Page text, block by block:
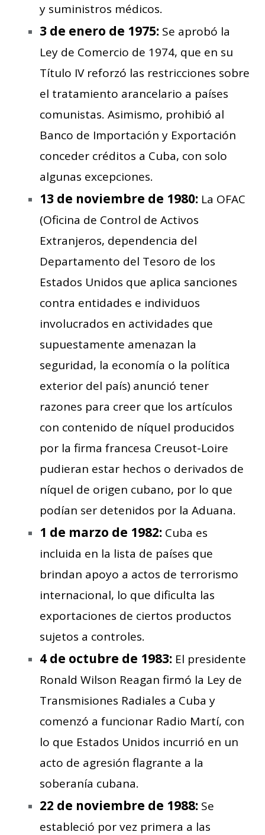
y suministros médicos.
3 de enero de 1975: Se aprobó la
Ley de Comercio de 1974, que en su
Título IV reforzó las restricciones sobre
el tratamiento arancelario a países
comunistas. Asimismo, prohibió al
Banco de Importación y Exportación
conceder créditos a Cuba, con solo
algunas excepciones.
13 de noviembre de 1980: La OFAC
(Oficina de Control de Activos
Extranjeros, dependencia del
Departamento del Tesoro de los
Estados Unidos que aplica sanciones
contra entidades e individuos
involucrados en actividades que
supuestamente amenazan la
seguridad, la economía o la política
exterior del país) anunció tener
razones para creer que los artículos
con contenido de níquel producidos
por la firma francesa Creusot-Loire
pudieran estar hechos o derivados de
níquel de origen cubano, por lo que
podían ser detenidos por la Aduana.
1 de marzo de 1982: Cuba es
incluida en la lista de países que
brindan apoyo a actos de terrorismo
internacional, lo que dificulta las
exportaciones de ciertos productos
sujetos a controles.
4 de octubre de 1983: El presidente
Ronald Wilson Reagan firmó la Ley de
Transmisiones Radiales a Cuba y
comenzó a funcionar Radio Martí, con
lo que Estados Unidos incurrió en un
acto de agresión flagrante a la
soberanía cubana.
22 de noviembre de 1988: Se
estableció por vez primera a las